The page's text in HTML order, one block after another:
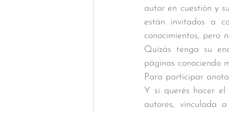
autor en cuestión y
están invitados a
conocimientos, pero
Quizás tenga su
páginas conociendo
Para participar
Y si querés hacer
autores, vinculada